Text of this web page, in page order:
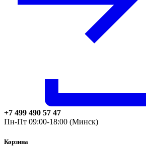
+7 499 490 57 47
Пн-Пт 09:00-18:00 (Минск)
Корзина